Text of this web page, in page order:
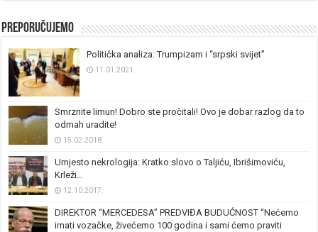
Preporučujemo
Politička analiza: Trumpizam i “srpski svijet”
11.01.2021.
Smrznite limun! Dobro ste pročitali! Ovo je dobar razlog da to
odmah uradite!
15.02.2018.
Umjesto nekrologija: Kratko slovo o Taljiću, Ibrišimoviću,
Krleži…
12.10.2017.
DIREKTOR “MERCEDESA” PREDVIĐA BUDUĆNOST “Nećemo
imati vozačke, živećemo 100 godina i sami ćemo praviti